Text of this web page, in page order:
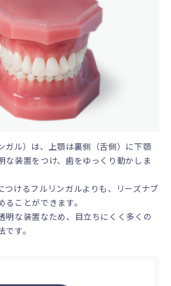
ガル）は、上顎は裏側（舌側）に下顎
な装置をつけ、歯をゆっくり動かしま
つけるフルリンガルよりも、リーズナブ
ことができます。
明な装置なため、目立ちにくく多くの
す。